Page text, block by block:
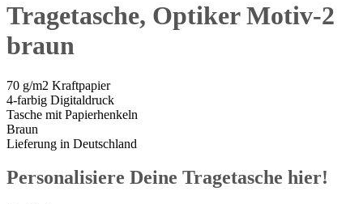
Tragetasche, Optiker Motiv-2
braun
70 g/m2 Kraftpapier
4-farbig Digitaldruck
Tasche mit Papierhenkeln
Braun
Lieferung in Deutschland
Personalisiere Deine Tragetasche hier!